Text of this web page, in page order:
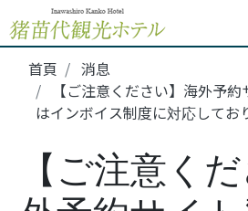
TEL. 0242-62-4132
(預約電話)050-3623-4865
首頁
消息
【ご注意ください】海外予
はインボイス制度に対応してお
【ご注意く